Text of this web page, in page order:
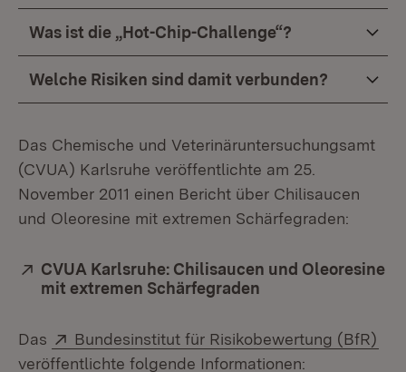
Was ist die „Hot-Chip-Challenge“?
Welche Risiken sind damit verbunden?
Das Chemische und Veterinäruntersuchungsamt
(CVUA) Karlsruhe veröffentlichte am 25.
November 2011 einen Bericht über Chilisaucen
und Oleoresine mit extremen Schärfegraden:
Extern:
CVUA Karlsruhe: Chilisaucen und Oleoresine
mit extremen Schärfegraden
Das Extern:
Bundesinstitut für Risikobewertung (BfR)
veröffentlichte folgende Informationen: